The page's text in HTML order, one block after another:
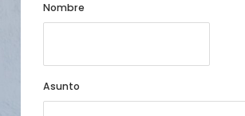
Nombre
Asunto